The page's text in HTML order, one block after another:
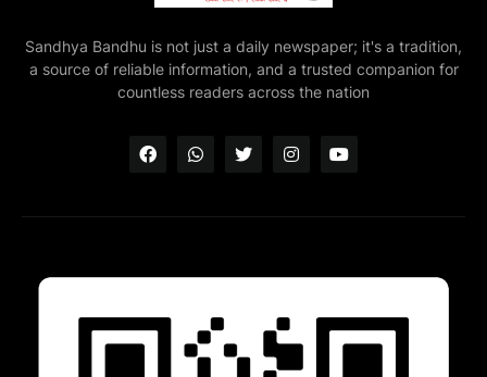
Sandhya Bandhu is not just a daily newspaper; it's a tradition,
a source of reliable information, and a trusted companion for
countless readers across the nation